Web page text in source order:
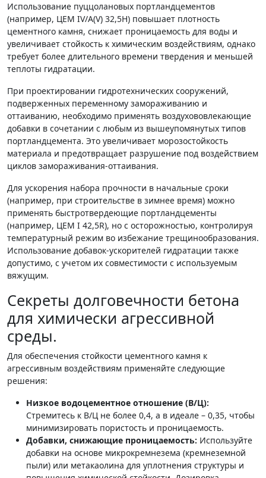
Использование пуццолановых портландцементов
(например, ЦЕМ IV/А(V) 32,5Н) повышает плотность
цементного камня, снижает проницаемость для воды и
увеличивает стойкость к химическим воздействиям, однако
требует более длительного времени твердения и меньшей
теплоты гидратации.
При проектировании гидротехнических сооружений,
подверженных переменному замораживанию и
оттаиванию, необходимо применять воздухововлекающие
добавки в сочетании с любым из вышеупомянутых типов
портландцемента. Это увеличивает морозостойкость
материала и предотвращает разрушение под воздействием
циклов замораживания-оттаивания.
Для ускорения набора прочности в начальные сроки
(например, при строительстве в зимнее время) можно
применять быстротвердеющие портландцементы
(например, ЦЕМ I 42,5R), но с осторожностью, контролируя
температурный режим во избежание трещинообразования.
Использование добавок-ускорителей гидратации также
допустимо, с учетом их совместимости с используемым
вяжущим.
Секреты долговечности бетона
для химически агрессивной
среды.
Для обеспечения стойкости цементного камня к
агрессивным воздействиям применяйте следующие
решения:
Низкое водоцементное отношение (В/Ц):
Стремитесь к В/Ц не более 0,4, а в идеале – 0,35, чтобы
минимизировать пористость и проницаемость.
Добавки, снижающие проницаемость: Используйте
добавки на основе микрокремнезема (кремнеземной
пыли) или метакаолина для уплотнения структуры и